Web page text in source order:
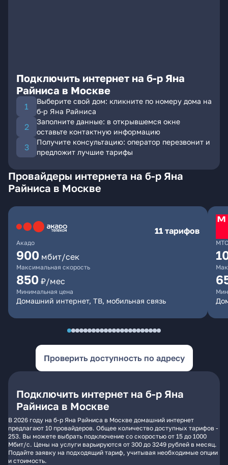
Подключить интернет на б-р Яна
Райниса в Москве
Выберите свой дом: кликните по номеру дома на
б-р Яна Райниса
Заполните данные: в открывшемся окне
оставьте контактную информацию
Получите консультацию: оператор перезвонит и
предложит лучшие тарифы
Провайдеры интернета на б-р Яна
Райниса в Москве
Акадо
11 тарифов
900 мбит/сек
Максимальная скорость
850 ₽/мес
Минимальная цена
Домашний интернет, ТВ, мобильная связь
МТС
Проверить доступность по адресу
Подключить интернет на б-р Яна
Райниса в Москве
В 2026 году на б-р Яна Райниса в Москве домашний интернет
предлагают 10 провайдеров. Общее количество доступных тарифов -
253. Вы можете выбрать подключение со скоростью от 15 до 1000
Мбит/с. Цены на услуги варьируются от 300 до 3249 рублей в месяц.
Подайте заявку на подходящий тариф, учитывая необходимые опции
и стоимость.